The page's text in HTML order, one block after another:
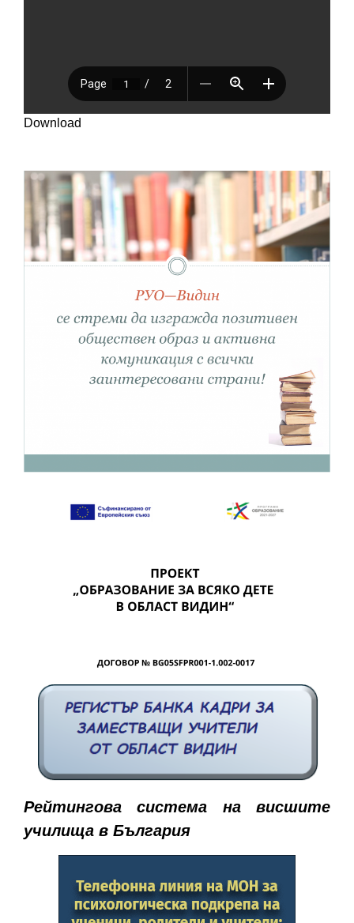
Download
Рейтингова система на висшите
училища в България